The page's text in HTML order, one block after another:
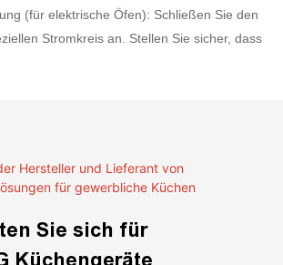
(für elektrische Öfen): Schließen Sie den
Stromkreis an. Stellen Sie sicher, dass
Testlauf durch, um zu überprüfen, ob
erwärmt und dass alle Steuerungen wie
Sie sich für
Küchengeräte